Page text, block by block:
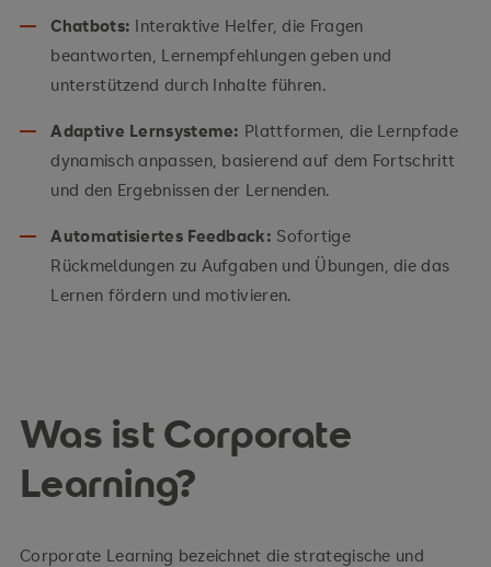
Chatbots: Interaktive Helfer, die Fragen
beantworten, Lernempfehlungen geben und
unterstützend durch Inhalte führen.
Adaptive Lernsysteme: Plattformen, die Lernpfade
dynamisch anpassen, basierend auf dem Fortschritt
und den Ergebnissen der Lernenden.
Automatisiertes Feedback: Sofortige
Rückmeldungen zu Aufgaben und Übungen, die das
Lernen fördern und motivieren.
Was ist Corporate
Learning?
Corporate Learning bezeichnet die strategische und